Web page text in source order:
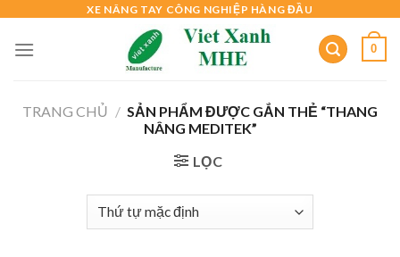
content
XE NÂNG TAY CÔNG NGHIỆP HÀNG ĐẦU
0
TRANG CHỦ / SẢN PHẨM ĐƯỢC GẮN THẺ “THANG
NÂNG MEDITEK”
LỌC